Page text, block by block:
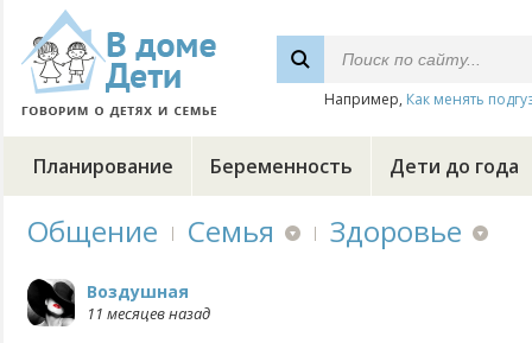
Например, Как менять
Планирование Беременность Дети до года
Общение Семья Здоровье
Воздушная
11 месяцев назад